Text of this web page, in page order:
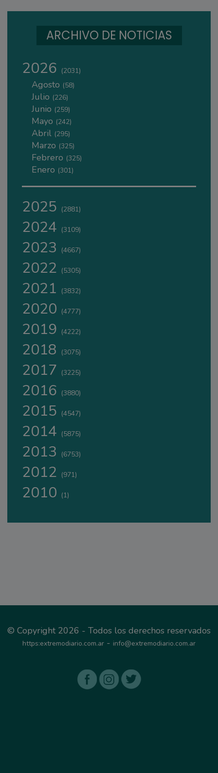
ARCHIVO DE NOTICIAS
2026 (2031)
Agosto (58)
Julio (226)
Junio (259)
Mayo (242)
Abril (295)
Marzo (325)
Febrero (325)
Enero (301)
2025 (2881)
2024 (3109)
2023 (4667)
2022 (5305)
2021 (3832)
2020 (4777)
2019 (4222)
2018 (3075)
2017 (3225)
2016 (3880)
2015 (4547)
2014 (5875)
2013 (6753)
2012 (971)
2010 (1)
© Copyright 2026 - Todos los derechos reservados
https:extremodiario.com.ar - info@extremodiario.com.ar